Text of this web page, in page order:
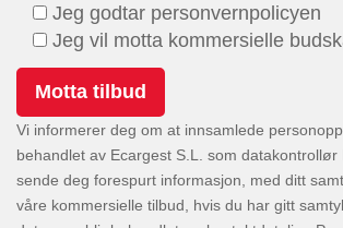
Jeg godtar personvernpolicyen
Jeg vil motta kommersielle
Vi informerer deg om at innsamlede
behandlet av Ecargest S.L. som datakontrollør
sende deg forespurt informasjon, med ditt
våre kommersielle tilbud, hvis du har gitt